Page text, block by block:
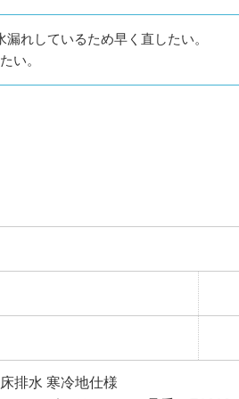
漏れしているため早く直したい。
い。
排水 寒冷地仕様